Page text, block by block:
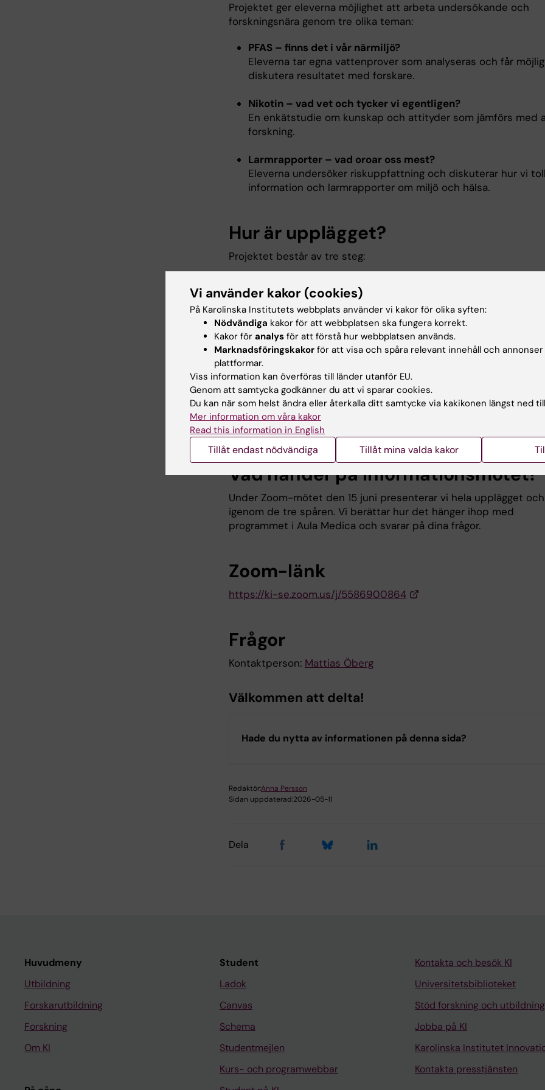
Projektet ger eleverna möjlighet att arbeta undersökande och
forskningsnära genom tre olika teman:
PFAS – finns det i vår närmiljö?
Eleverna tar egna vattenprover som analyseras och får
diskutera resultatet med forskare.
Nikotin – vad vet och tycker vi egentligen?
En enkätstudie om kunskap och attityder som jämförs med
forskning.
Larmrapporter – vad oroar oss mest?
Eleverna undersöker riskuppfattning och diskuterar hur vi
information och larmrapporter om miljö och hälsa.
Hur är upplägget?
Projektet består av tre steg:
Eleverna arbetar med ett av spåren genom och samlar in egna
(vattenprov eller enkät).
2. Gemensam dag i Aula Medica, Karolinska Institutet (6
Föreläsningar om ungdomars miljö och hälsa, presentation av
elevernas resultat samt möjlighet att möta forskare, myndigheter
och utbildningsrepresentanter.
3. Forskarbesök (senare under hösten)
Fördjupning där eleverna får diskutera sina resultat direkt med
forskare.
Vad händer på informationsmötet?
Under Zoom-mötet den 15 juni presenterar vi hela upplägget
igenom de tre spåren. Vi berättar hur det hänger ihop med
programmet i Aula Medica och svarar på dina frågor.
Zoom-länk
https://ki-se.zoom.us/j/5586900864
Frågor
Kontaktperson: Mattias Öberg
Välkommen att delta!
Hade du nytta av informationen på denna sida?
Redaktör:Anna Persson
Sidan uppdaterad:2026-05-11
Dela
Huvudmeny
Utbildning
Forskarutbildning
Forskning
Om KI
Student
Ladok
Canvas
Schema
Studentmejlen
Kurs- och programwebbar
Kontakta och besök KI
Universitetsbiblioteket
Stöd forskning och utbildning
Jobba på KI
Karolinska Institutet
Kontakta presstjänsten
Vi använder kakor (cookies)
På Karolinska Institutets webbplats använder vi kakor för olika syften:
Nödvändiga kakor för att webbplatsen ska fungera korrekt.
Kakor för analys för att förstå hur webbplatsen används.
Marknadsföringskakor för att visa och spåra relevant innehåll och
plattformar.
Viss information kan överföras till länder utanför EU.
Genom att samtycka godkänner du att vi sparar cookies.
Du kan när som helst ändra eller återkalla ditt samtycke via kakikonen längst ned
Mer information om våra kakor
Read this information in English
Tillåt endast nödvändiga Tillåt mina valda kakor